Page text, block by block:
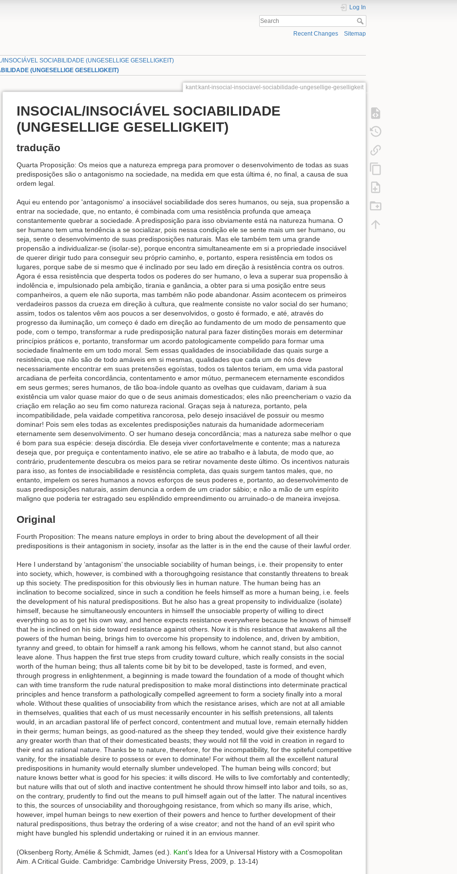
Log In
Recent Changes Sitemap
INSOCIÁVEL SOCIABILIDADE (UNGESELLIGE GESELLIGKEIT)
(UNGESELLIGE GESELLIGKEIT)
kant:kant-insocial-insociavel-sociabilidade-ungesellige-geselligkeit
INSOCIAL/INSOCIÁVEL SOCIABILIDADE
(UNGESELLIGE GESELLIGKEIT)
tradução
Quarta Proposição: Os meios que a natureza emprega para promover o desenvolvimento de todas as suas
predisposições são o antagonismo na sociedade, na medida em que esta última é, no final, a causa de sua
ordem legal.
Aqui eu entendo por 'antagonismo' a insociável sociabilidade dos seres humanos, ou seja, sua propensão a
entrar na sociedade, que, no entanto, é combinada com uma resistência profunda que ameaça
constantemente quebrar a sociedade. A predisposição para isso obviamente está na natureza humana. O
ser humano tem uma tendência a se socializar, pois nessa condição ele se sente mais um ser humano, ou
seja, sente o desenvolvimento de suas predisposições naturais. Mas ele também tem uma grande
propensão a individualizar-se (isolar-se), porque encontra simultaneamente em si a propriedade insociável
de querer dirigir tudo para conseguir seu próprio caminho, e, portanto, espera resistência em todos os
lugares, porque sabe de si mesmo que é inclinado por seu lado em direção à resistência contra os outros.
Agora é essa resistência que desperta todos os poderes do ser humano, o leva a superar sua propensão à
indolência e, impulsionado pela ambição, tirania e ganância, a obter para si uma posição entre seus
companheiros, a quem ele não suporta, mas também não pode abandonar. Assim acontecem os primeiros
verdadeiros passos da crueza em direção à cultura, que realmente consiste no valor social do ser humano;
assim, todos os talentos vêm aos poucos a ser desenvolvidos, o gosto é formado, e até, através do
progresso da iluminação, um começo é dado em direção ao fundamento de um modo de pensamento que
pode, com o tempo, transformar a rude predisposição natural para fazer distinções morais em determinar
princípios práticos e, portanto, transformar um acordo patologicamente compelido para formar uma
sociedade finalmente em um todo moral. Sem essas qualidades de insociabilidade das quais surge a
resistência, que não são de todo amáveis em si mesmas, qualidades que cada um de nós deve
necessariamente encontrar em suas pretensões egoístas, todos os talentos teriam, em uma vida pastoral
arcadiana de perfeita concordância, contentamento e amor mútuo, permanecem eternamente escondidos
em seus germes; seres humanos, de tão boa-índole quanto as ovelhas que cuidavam, dariam à sua
existência um valor quase maior do que o de seus animais domesticados; eles não preencheriam o vazio da
criação em relação ao seu fim como natureza racional. Graças seja à natureza, portanto, pela
incompatibilidade, pela vaidade competitiva rancorosa, pelo desejo insaciável de possuir ou mesmo
dominar! Pois sem eles todas as excelentes predisposições naturais da humanidade adormeceriam
eternamente sem desenvolvimento. O ser humano deseja concordância; mas a natureza sabe melhor o que
é bom para sua espécie: deseja discórdia. Ele deseja viver confortavelmente e contente; mas a natureza
deseja que, por preguiça e contentamento inativo, ele se atire ao trabalho e à labuta, de modo que, ao
contrário, prudentemente descubra os meios para se retirar novamente deste último. Os incentivos naturais
para isso, as fontes de insociabilidade e resistência completa, das quais surgem tantos males, que, no
entanto, impelem os seres humanos a novos esforços de seus poderes e, portanto, ao desenvolvimento de
suas predisposições naturais, assim denuncia a ordem de um criador sábio; e não a mão de um espírito
maligno que poderia ter estragado seu esplêndido empreendimento ou arruinado-o de maneira invejosa.
Original
Fourth Proposition: The means nature employs in order to bring about the development of all their
predispositions is their antagonism in society, insofar as the latter is in the end the cause of their lawful order.
Here I understand by ‘antagonism’ the unsociable sociability of human beings, i.e. their propensity to enter
into society, which, however, is combined with a thoroughgoing resistance that constantly threatens to break
up this society. The predisposition for this obviously lies in human nature. The human being has an
inclination to become socialized, since in such a condition he feels himself as more a human being, i.e. feels
the development of his natural predispositions. But he also has a great propensity to individualize (isolate)
himself, because he simultaneously encounters in himself the unsociable property of willing to direct
everything so as to get his own way, and hence expects resistance everywhere because he knows of himself
that he is inclined on his side toward resistance against others. Now it is this resistance that awakens all the
powers of the human being, brings him to overcome his propensity to indolence, and, driven by ambition,
tyranny and greed, to obtain for himself a rank among his fellows, whom he cannot stand, but also cannot
leave alone. Thus happen the first true steps from crudity toward culture, which really consists in the social
worth of the human being; thus all talents come bit by bit to be developed, taste is formed, and even,
through progress in enlightenment, a beginning is made toward the foundation of a mode of thought which
can with time transform the rude natural predisposition to make moral distinctions into determinate practical
principles and hence transform a pathologically compelled agreement to form a society finally into a moral
whole. Without these qualities of unsociability from which the resistance arises, which are not at all amiable
in themselves, qualities that each of us must necessarily encounter in his selfish pretensions, all talents
would, in an arcadian pastoral life of perfect concord, contentment and mutual love, remain eternally hidden
in their germs; human beings, as good-natured as the sheep they tended, would give their existence hardly
any greater worth than that of their domesticated beasts; they would not fill the void in creation in regard to
their end as rational nature. Thanks be to nature, therefore, for the incompatibility, for the spiteful competitive
vanity, for the insatiable desire to possess or even to dominate! For without them all the excellent natural
predispositions in humanity would eternally slumber undeveloped. The human being wills concord; but
nature knows better what is good for his species: it wills discord. He wills to live comfortably and contentedly;
but nature wills that out of sloth and inactive contentment he should throw himself into labor and toils, so as,
on the contrary, prudently to find out the means to pull himself again out of the latter. The natural incentives
to this, the sources of unsociability and thoroughgoing resistance, from which so many ills arise, which,
however, impel human beings to new exertion of their powers and hence to further development of their
natural predispositions, thus betray the ordering of a wise creator; and not the hand of an evil spirit who
might have bungled his splendid undertaking or ruined it in an envious manner.
(Oksenberg Rorty, Amélie & Schmidt, James (ed.). Kant’s Idea for a Universal History with a Cosmopolitan
Aim. A Critical Guide. Cambridge: Cambridge University Press, 2009, p. 13-14)